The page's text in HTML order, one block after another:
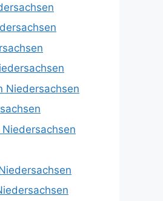
Niedersachsen